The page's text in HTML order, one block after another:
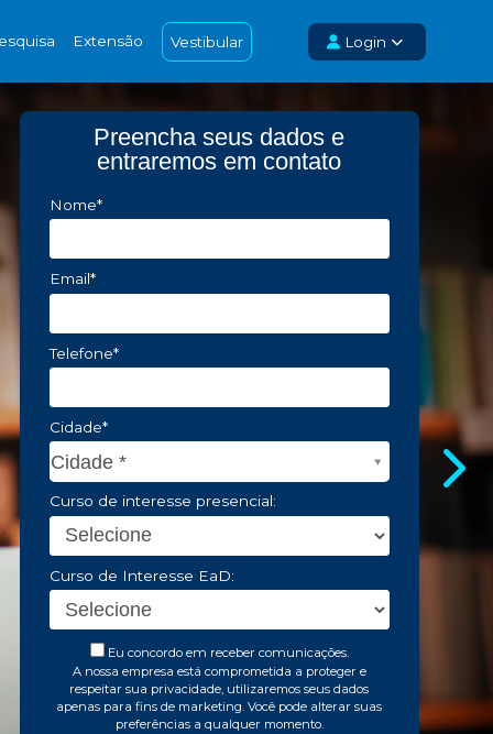
Extensão Vestibular Login
Preencha seus dados e
entraremos em contato
Nome*
Email*
Telefone*
Cidade*
Cidade *
Cidade*
Curso de interesse presencial:
Curso de Interesse EaD:
Eu concordo em receber comunicações.
A nossa empresa está comprometida a proteger e
respeitar sua privacidade, utilizaremos seus dados
apenas para fins de marketing. Você pode alterar suas
preferências a qualquer momento.